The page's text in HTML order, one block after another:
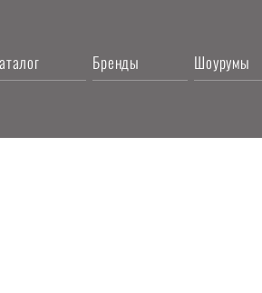
Бренды Шоурумы